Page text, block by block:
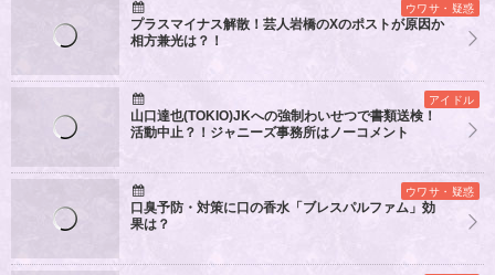
ウワサ・疑惑
プラスマイナス解散！芸人岩橋のXのポストが原因か
相方兼光は？！
アイドル
山口達也(TOKIO)JKへの強制わいせつで書類送検！
活動中止？！ジャニーズ事務所はノーコメント
ウワサ・疑惑
口臭予防・対策に口の香水「ブレスパルファム」効
果は？